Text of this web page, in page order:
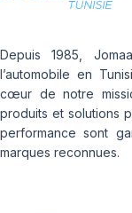
Depuis 1985,
l’automobile en
cœur de notre
produits et solutions
performance sont
marques reconnues.